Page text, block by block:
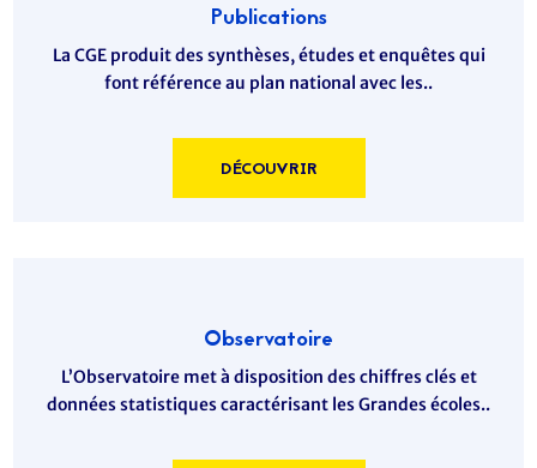
Publications
La CGE produit des synthèses, études et enquêtes qui
font référence au plan national avec les..
DÉCOUVRIR
Observatoire
L’Observatoire met à disposition des chiffres clés et
données statistiques caractérisant les Grandes écoles..